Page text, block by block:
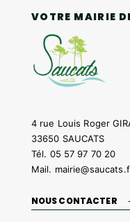
VOTRE MAIRIE
4 rue Louis Roger
33650 SAUCATS
Tél. 05 57 97 70 20
Mail.
NOUS CONTACTER